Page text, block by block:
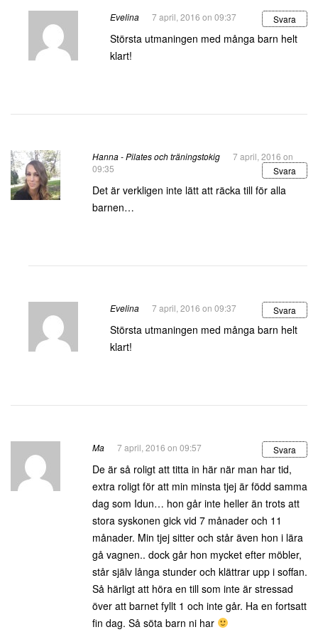
Evelina 7 april, 2016 on 09:37 Svara
Största utmaningen med många barn helt
klart!
Hanna - Pilates och träningstokig
7 april, 2016 on
09:35
Svara
Det är verkligen inte lätt att räcka till för alla
barnen…
Evelina 7 april, 2016 on 09:37 Svara
Största utmaningen med många barn helt
klart!
Ma 7 april, 2016 on 09:57 Svara
De är så roligt att titta in här när man har tid,
extra roligt för att min minsta tjej är född samma
dag som Idun… hon går inte heller än trots att
stora syskonen gick vid 7 månader och 11
månader. Min tjej sitter och står även hon i lära
gå vagnen.. dock går hon mycket efter möbler,
står själv långa stunder och klättrar upp i soffan.
Så härligt att höra en till som inte är stressad
över att barnet fyllt 1 och inte går. Ha en fortsatt
fin dag. Så söta barn ni har